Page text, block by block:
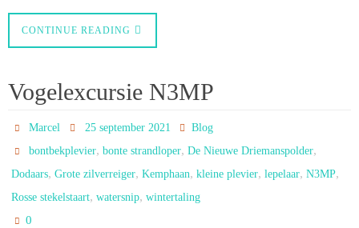
CONTINUE READING
Vogelexcursie N3MP
Marcel 25 september 2021
Blog
bontbekplevier,bonte strandloper,De Nieuwe Driemanspolder,
Dodaars, Grote zilverreiger, Kemphaan, kleine plevier, lepelaar, N3MP,
Rosse stekelstaart, watersnip, wintertaling
0